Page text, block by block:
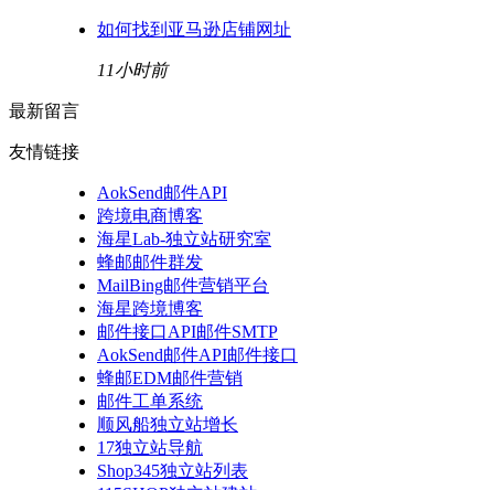
如何找到亚马逊店铺网址
11小时前
最新留言
友情链接
AokSend邮件API
跨境电商博客
海星Lab-独立站研究室
蜂邮邮件群发
MailBing邮件营销平台
海星跨境博客
邮件接口API邮件SMTP
AokSend邮件API邮件接口
蜂邮EDM邮件营销
邮件工单系统
顺风船独立站增长
17独立站导航
Shop345独立站列表